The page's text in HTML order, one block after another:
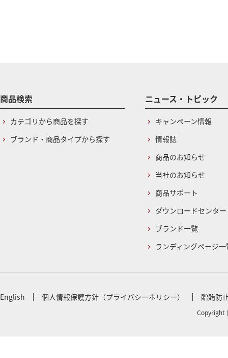
商品検索
カテゴリから商品を探す
ブランド・商品タイプから探す
ニュース・トピック
キャンペーン情報
情報誌
商品のお知らせ
当社のお知らせ
商品サポート
ダウンロードセンター
ブランド一覧
ランディングページ一
English 個人情報保護方針（プライバシーポリシー） 贈賄防
Copyright